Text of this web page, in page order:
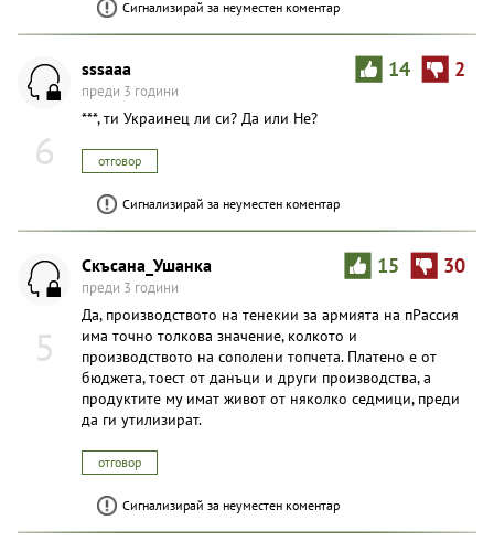
Сигнализирай за неуместен коментар
6
14 2
sssaaa
преди 3 години
***, ти Украинец ли си? Да или Не?
отговор
Сигнализирай за неуместен коментар
5
15 30
Скъсана_Ушанка
преди 3 години
Да, производството на тенекии за армията на пPaccия
има точно толкова значение, колкото и
производството на сополени топчета. Платено е от
бюджета, тоест от данъци и други производства, а
продуктите му имат живот от няколко седмици, преди
да ги утилизират.
отговор
Сигнализирай за неуместен коментар